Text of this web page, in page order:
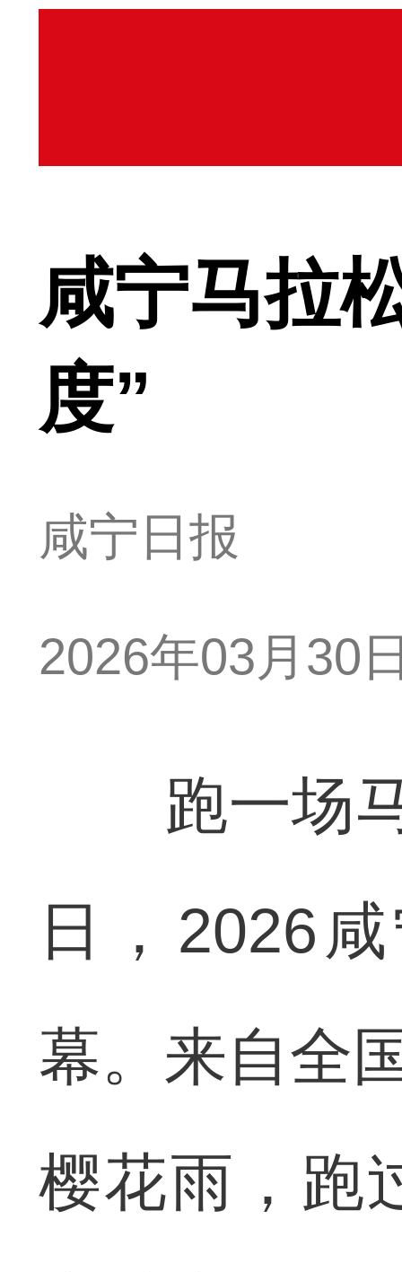
咸宁马拉
度”
咸宁日报
2026年03月30
跑一场马
日，2026
幕。来自全
樱花雨，跑